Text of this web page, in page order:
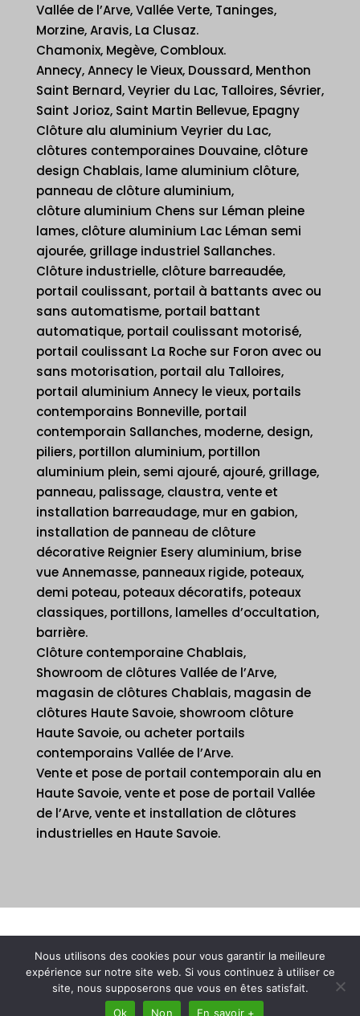
Vallée de l’Arve, Vallée Verte, Taninges,
Morzine, Aravis, La Clusaz.
Chamonix, Megève, Combloux.
Annecy, Annecy le Vieux, Doussard, Menthon
Saint Bernard, Veyrier du Lac, Talloires, Sévrier,
Saint Jorioz, Saint Martin Bellevue, Epagny
Clôture alu aluminium Veyrier du Lac,
clôtures contemporaines Douvaine, clôture
design Chablais, lame aluminium clôture,
panneau de clôture aluminium,
clôture aluminium Chens sur Léman pleine
lames, clôture aluminium Lac Léman semi
ajourée, grillage industriel Sallanches.
Clôture industrielle, clôture barreaudée,
portail coulissant, portail à battants avec ou
sans automatisme, portail battant
automatique, portail coulissant motorisé,
portail coulissant La Roche sur Foron avec ou
sans motorisation, portail alu Talloires,
portail aluminium Annecy le vieux, portails
contemporains Bonneville, portail
contemporain Sallanches, moderne, design,
piliers, portillon aluminium, portillon
aluminium plein, semi ajouré, ajouré, grillage,
panneau, palissage, claustra, vente et
installation barreaudage, mur en gabion,
installation de panneau de clôture
décorative Reignier Esery aluminium, brise
vue Annemasse, panneaux rigide, poteaux,
demi poteau, poteaux décoratifs, poteaux
classiques, portillons, lamelles d’occultation,
barrière.
Clôture contemporaine Chablais,
Showroom de clôtures Vallée de l’Arve,
magasin de clôtures Chablais, magasin de
clôtures Haute Savoie, showroom clôture
Haute Savoie, ou acheter portails
contemporains Vallée de l’Arve.
Vente et pose de portail contemporain alu en
Haute Savoie, vente et pose de portail Vallée
de l’Arve, vente et installation de clôtures
industrielles en Haute Savoie.
Mentions Légales – RGPD – Protection de la
vie privée – Gestion des cookies – Médiateur
de la consommation – Bloctel
Nous utilisons des cookies pour vous garantir la meilleure
expérience sur notre site web. Si vous continuez à utiliser ce
site, nous supposerons que vous en êtes satisfait.
Ok
Non En savoir +